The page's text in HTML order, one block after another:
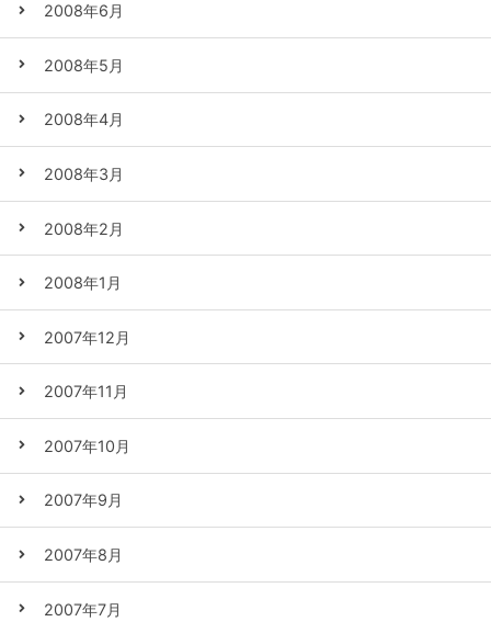
2008年6月
2008年5月
2008年4月
2008年3月
2008年2月
2008年1月
2007年12月
2007年11月
2007年10月
2007年9月
2007年8月
2007年7月